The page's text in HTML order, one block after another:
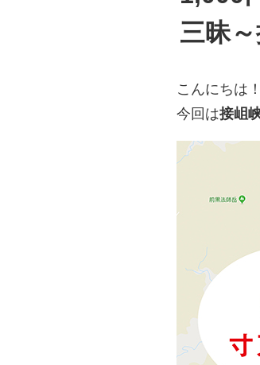
三昧
こんにちは
今回は接岨